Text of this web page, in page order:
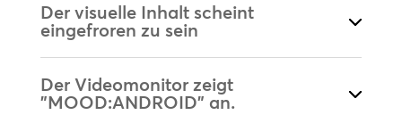
Der visuelle Inhalt scheint
eingefroren zu sein
Der Videomonitor zeigt
"MOOD:ANDROID" an.